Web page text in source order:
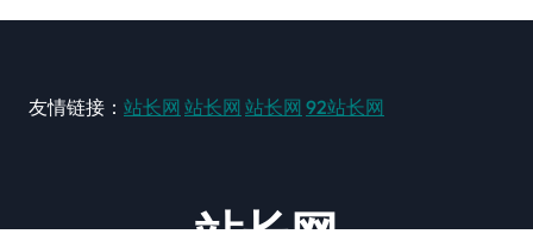
友情链接： 站长网 站长网 站长网 92站长网